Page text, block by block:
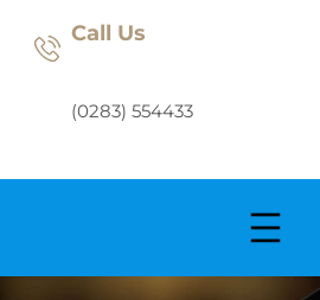
Call Us
(0283) 554433